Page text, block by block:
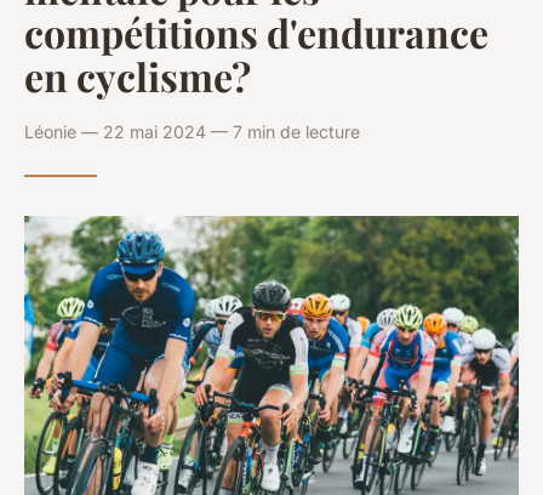
compétitions d'endurance
en cyclisme?
Léonie — 22 mai 2024 — 7 min de lecture